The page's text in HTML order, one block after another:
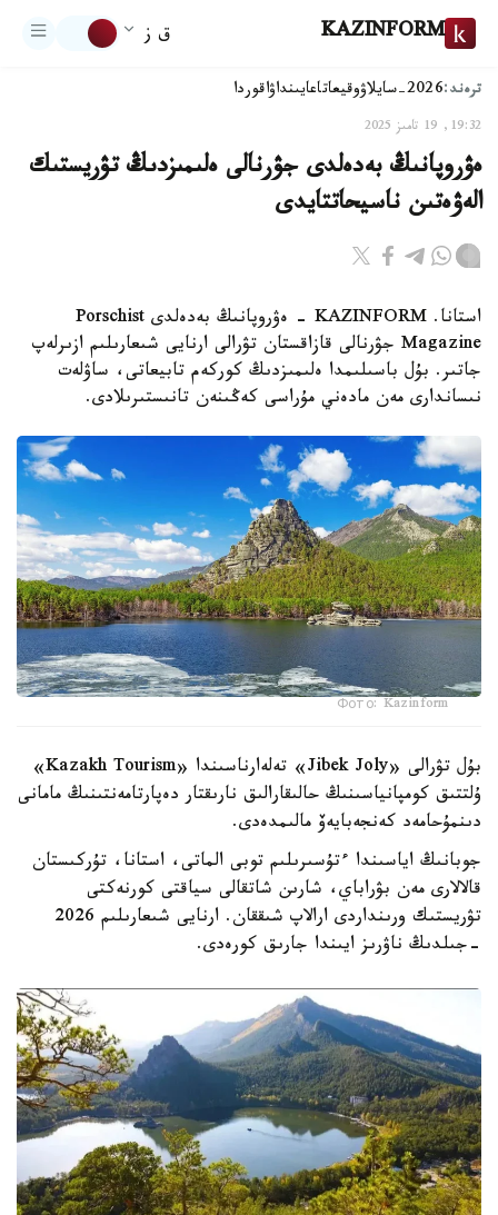
KAZINFORM ق ز
ترەند:2026-سايلاۋ وقيعاتاعايىنداۋاقوردا
19:32, 19 تامىز 2025
ەۋروپانىڭ بەدەلدى جۋرنالى ەلىمىزدىڭ تۋريستىك
الەۋەتىن ناسيحاتتايدى
استانا. KAZINFORM - ەۋروپانىڭ بەدەلدى Porschist
Magazine جۋرنالى قازاقستان تۋرالى ارنايى شىعارىلىم ازىرلەپ
جاتىر. بۇل باسىلىمدا ەلىمىزدىڭ كوركەم تابيعاتى، ساۋلەت
نىساندارى مەن مادەني مۇراسى كەڭىنەن تانىستىرىلادى.
Фото: Kazinform
بۇل تۋرالى «Jibek Joly» تەلەارناسىندا «Kazakh Tourism»
ۇلتتىق كومپانياسىنىڭ حالىقارالىق نارىقتار دەپارتامەنتىنىڭ مامانى
دىنمۇحامەد كەنجەبايەۆ مالىمدەدى.
جوبانىڭ اياسىندا ءتۇسىرىلىم توبى الماتى، استانا، تۇركىستان
قالالارى مەن بۋراباي، شارىن شاتقالى سياقتى كورنەكتى
تۋريستىك ورىنداردى ارالاپ شىققان. ارنايى شىعارىلىم 2026
-جىلدىڭ ناۋرىز ايىندا جارىق كورەدى.